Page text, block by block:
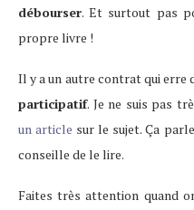
débourser. Et surtout pas
propre livre !
Il y a un autre contrat qui erre
participatif. Je ne suis pas
un article sur le sujet. Ça
conseille de le lire.
Faites très attention quand